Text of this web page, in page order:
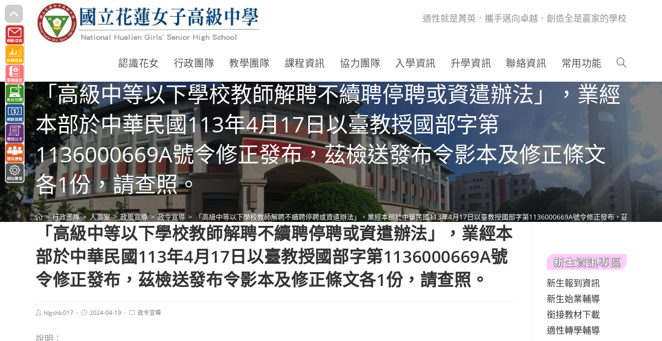
跳
轉
至
主
要
內
容
適性就是菁英．攜手邁向卓越．創造全是贏家的學校
認識花女 行政團隊 教學團隊 課程資訊 協力團隊 入學資訊 升學資訊 聯絡資訊 常用功能
「高級中等以下學校教師解聘不續聘停聘或資遣辦法」，業經
本部於中華民國113年4月17日以臺教授國部字第
1136000669A號令修正發布，茲檢送發布令影本及修正條文
各1份，請查照。
> 行政團隊 > 人事室 > 政風宣導 > 政令宣導 > 「高級中等以下學校教師解聘不續聘停聘或資遣辦法」，業經本部於中華民國113年4月17日以臺教授國部字第1136000669A號令修正發布，茲檢送發布
「高級中等以下學校教師解聘不續聘停聘或資遣辦法」，業經本
部於中華民國113年4月17日以臺教授國部字第1136000669A號
令修正發布，茲檢送發布令影本及修正條文各1份，請查照。
Posthlgshlc017
Post2024-04-19
Post政令宣導
說明：
新生報到資訊
新生始業輔導
銜接教材下載
適性轉學輔導